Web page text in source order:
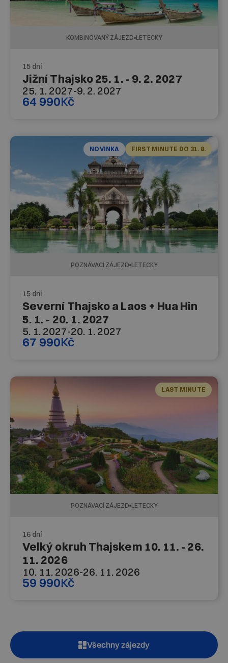
KOMBINOVANÝ ZÁJEZD LETECKY
15 dní
Jižní Thajsko 25. 1. - 9. 2. 2027
25. 1. 2027-9. 2. 2027
64 990Kč
NOVINKA FIRST MINUTE DO 31. 8.
POZNÁVACÍ ZÁJEZD LETECKY
15 dní
Severní Thajsko a Laos + Hua Hin
5. 1. - 20. 1. 2027
5. 1. 2027-20. 1. 2027
67 990Kč
LAST MINUTE
POZNÁVACÍ ZÁJEZD LETECKY
16 dní
Velký okruh Thajskem 10. 11. - 26.
11. 2026
10. 11. 2026-26. 11. 2026
59 990Kč
Všechny zájezdy